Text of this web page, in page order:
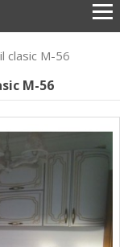
clasic M-56
M-56